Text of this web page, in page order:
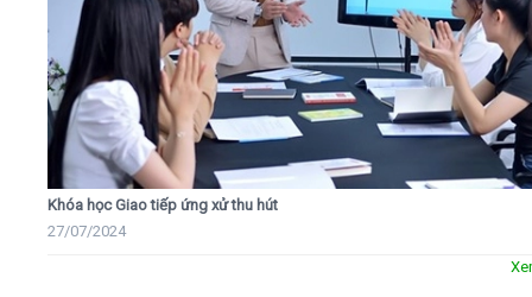
Khóa học Giao tiếp ứng xử thu hút
27/07/2024